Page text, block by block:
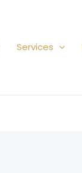
Services